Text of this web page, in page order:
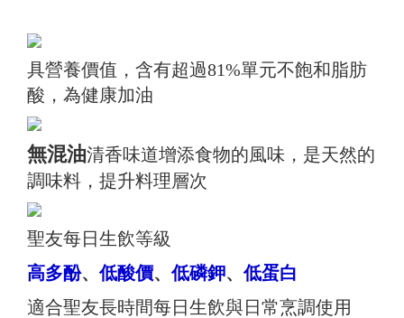
具營養價值，含有超過81%單元不飽和脂肪
酸，為健康加油
無混油清香味道增添食物的風味，是天然的
調味料，提升料理層次
聖友每日生飲等級
高多酚、低酸價、低磷鉀、低蛋白
適合聖友長時間每日生飲與日常烹調使用